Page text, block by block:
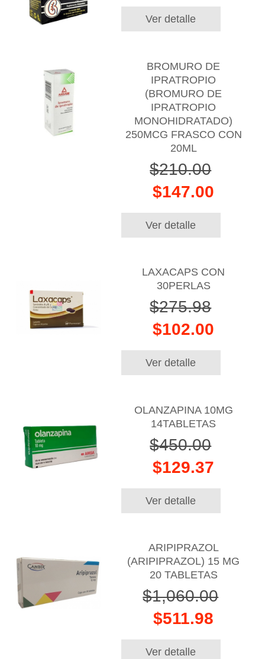
Ver detalle
BROMURO DE
IPRATROPIO
(BROMURO DE
IPRATROPIO
MONOHIDRATADO)
250MCG FRASCO CON
20ML
$210.00
$147.00
Ver detalle
LAXACAPS CON
30PERLAS
$275.98
$102.00
Ver detalle
OLANZAPINA 10MG
14TABLETAS
$450.00
$129.37
Ver detalle
ARIPIPRAZOL
(ARIPIPRAZOL) 15 MG
20 TABLETAS
$1,060.00
$511.98
Ver detalle